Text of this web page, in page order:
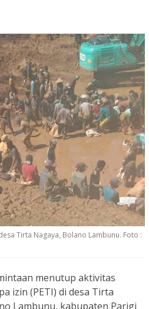
Tirta Nagaya, Bolano Lambunu. Foto :
menutup aktivitas
izin (PETI) di desa Tirta
Lambunu, kabupaten Parigi